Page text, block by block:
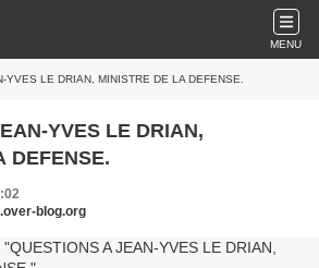
MENU
YVES LE DRIAN, MINISTRE DE LA DEFENSE.
YVES LE DRIAN,
DEFENSE.
blog.org